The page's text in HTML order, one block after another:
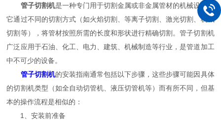
管子切割机是一种专门用于切割金属或非金属管材的机械设备。
它通过不同的切割方式（如火焰切割、等离子切割、激光切割、机械
切割等），将管材按照所需的长度和形状进行精确切割。管子切割机
广泛应用于石油、化工、电力、建筑、机械制造等行业，是管道加工
中不可少的设备。
管子切割机的安装指南通常包括以下步骤，这些步骤可能因具体
的切割机类型（如全自动切管机、液压切管机等）而有所不同，但基
本的操作流程是相似的：
1、安装前准备